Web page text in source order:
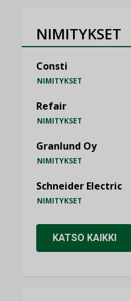
NIMITYKSET
Consti
NIMITYKSET
Refair
NIMITYKSET
Granlund Oy
NIMITYKSET
Schneider Electric
NIMITYKSET
KATSO KAIKKI